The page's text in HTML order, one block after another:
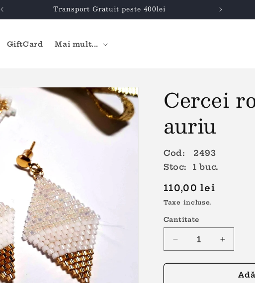
Transport Gratuit peste 400lei
GiftCard Mai mult...
Cercei
auriu
Cod: 2493
Stoc: 1 buc.
Preț
obișnuit
110,00 lei
Taxe incluse.
Cantitate
Reduceți
cantitatea
pentru
Creșteți
cantitatea
pentru
Cercei